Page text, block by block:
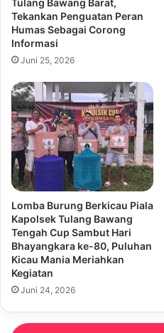
Tulang Bawang Barat,
Tekankan Penguatan Peran
Humas Sebagai Corong
Informasi
Juni 25, 2026
Lomba Burung Berkicau Piala
Kapolsek Tulang Bawang
Tengah Cup Sambut Hari
Bhayangkara ke-80, Puluhan
Kicau Mania Meriahkan
Kegiatan
Juni 24, 2026